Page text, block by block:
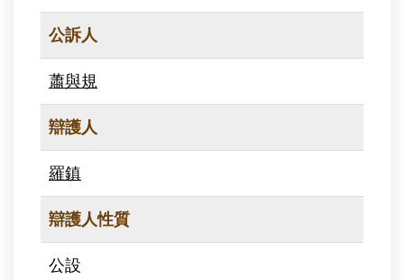
公訴人
蕭與規
辯護人
羅鎮
辯護人性質
公設